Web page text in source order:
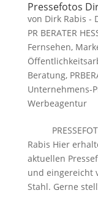
Pressefotos
von Dirk Rabis -
PR BERATER
Fernsehen,
Beratung,
Unternehmens-
Werbeagentur
Rabis Hier
aktuellen
und eingereicht
Stahl. Gerne